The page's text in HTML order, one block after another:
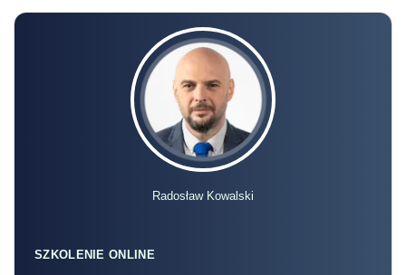
Radosław Kowalski
SZKOLENIE ONLINE